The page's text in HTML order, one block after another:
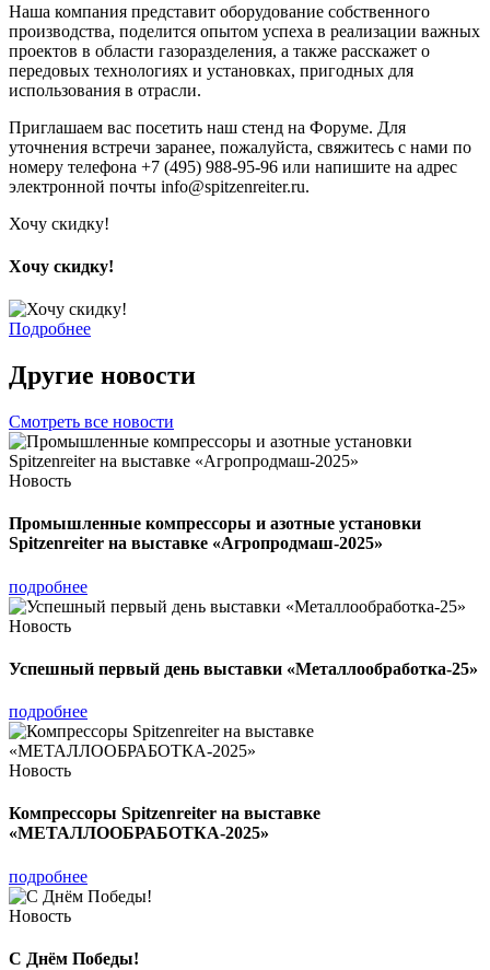
Наша компания представит оборудование собственного
производства, поделится опытом успеха в реализации важных
проектов в области газоразделения, а также расскажет о
передовых технологиях и установках, пригодных для
использования в отрасли.
Приглашаем вас посетить наш стенд на Форуме. Для
уточнения встречи заранее, пожалуйста, свяжитесь с нами по
номеру телефона +7 (495) 988-95-96 или напишите на адрес
электронной почты info@spitzenreiter.ru.
Хочу скидку!
Хочу скидку!
Подробнее
Другие новости
Смотреть все новости
Новость
Промышленные компрессоры и азотные установки
Spitzenreiter на выставке «Агропродмаш-2025»
подробнее
Новость
Успешный первый день выставки «Металлообработка-25»
подробнее
Новость
Компрессоры Spitzenreiter на выставке
«МЕТАЛЛООБРАБОТКА-2025»
подробнее
Новость
С Днём Победы!